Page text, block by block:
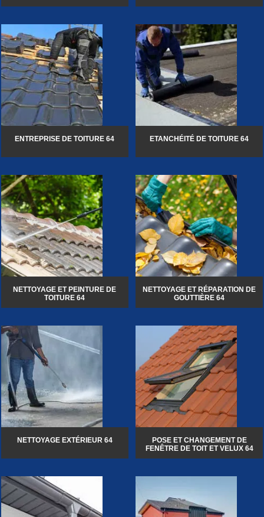
ENTREPRISE DE TOITURE 64 ETANCHÉITÉ DE TOITURE 64
NETTOYAGE ET PEINTURE DE
TOITURE 64
NETTOYAGE ET RÉPARATION DE
GOUTTIÈRE 64
NETTOYAGE EXTÉRIEUR 64
POSE ET CHANGEMENT DE
FENÊTRE DE TOIT ET VELUX 64